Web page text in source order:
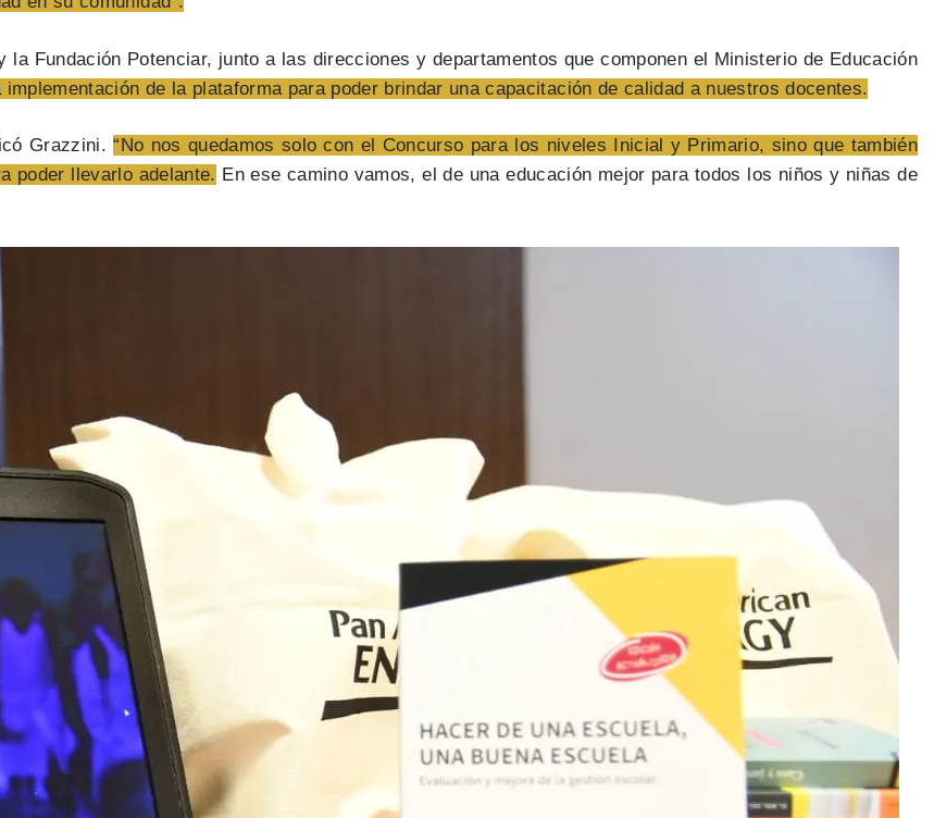
Fundación Potenciar, junto a las direcciones y departamentos que componen el Ministerio de Educación
de la plataforma para poder brindar una capacitación de calidad a nuestros docentes.
Grazzini.“No nos quedamos solo con el Concurso para los niveles Inicial y Primario, sino que también
poder llevarlo adelante. En ese camino vamos, el de una educación mejor para todos los niños y niñas de